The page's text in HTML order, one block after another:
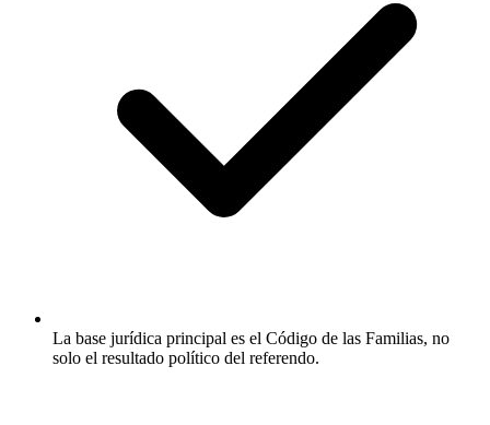
La base jurídica principal es el Código de las Familias, no
solo el resultado político del referendo.